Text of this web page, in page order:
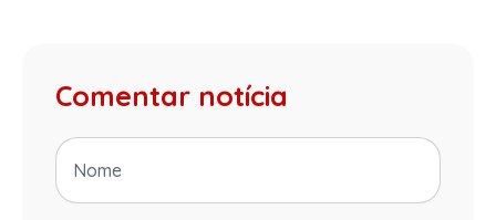
Comentar notícia